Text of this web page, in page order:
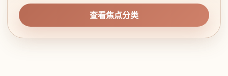
查看焦点分类